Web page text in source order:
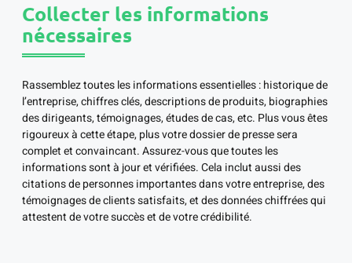
Collecter les informations
nécessaires
Rassemblez toutes les informations essentielles : historique de
l’entreprise, chiffres clés, descriptions de produits, biographies
des dirigeants, témoignages, études de cas, etc. Plus vous êtes
rigoureux à cette étape, plus votre dossier de presse sera
complet et convaincant. Assurez-vous que toutes les
informations sont à jour et vérifiées. Cela inclut aussi des
citations de personnes importantes dans votre entreprise, des
témoignages de clients satisfaits, et des données chiffrées qui
attestent de votre succès et de votre crédibilité.